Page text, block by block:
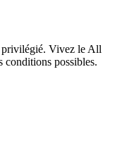
privilégié. Vivez le All
conditions possibles.